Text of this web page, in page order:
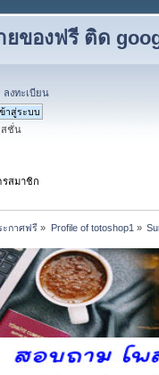
ของฟรี ติด
ลงทะเบียน
สชั่น
รสมาชิก
ะกาศฟรี » Profile of totoshop1 »